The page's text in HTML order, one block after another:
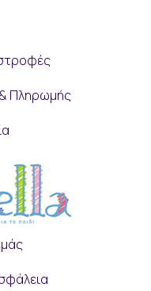
Πληρωμής